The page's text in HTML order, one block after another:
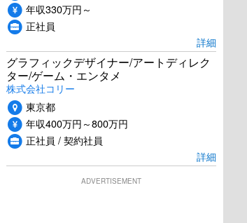
年収330万円～
正社員
詳細
グラフィックデザイナー/アートディレク
ター/ゲーム・エンタメ
株式会社コリー
東京都
年収400万円～800万円
正社員 / 契約社員
詳細
ADVERTISEMENT